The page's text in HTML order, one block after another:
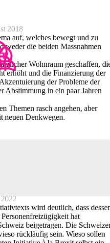
2018
auf, welches bewegt und zu
weder die beiden Massnahmen
Wohnraum geschaffen,
erhöht und die Finanzierung der
der Probleme der
Abstimmung in ein paar Jahren
Themen rasch angehen, aber
neuen Denkwegen.
wird deutlich, dass
hat
beigetragen. Die
rückläufig sein. Wieso sollen